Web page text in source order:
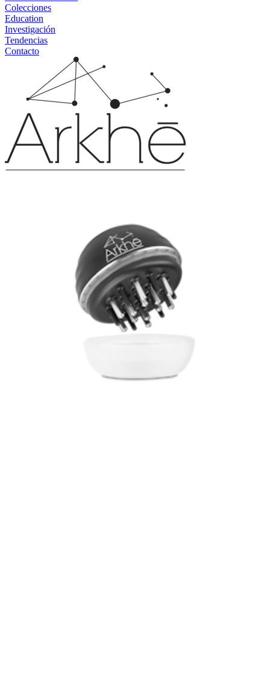
Colecciones
Education
Investigación
Tendencias
Contacto